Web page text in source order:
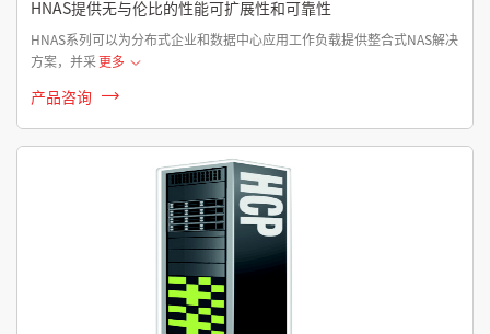
HNAS提供无与伦比的性能可扩展性和可靠性
HNAS系列可以为分布式企业和数据中心应用工作负载提供整合式NAS解决
方案，并采更多
产品咨询